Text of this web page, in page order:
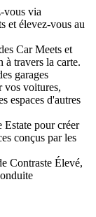
vous via
et élevez-vous au
Car Meets et
à travers la carte.
garages
vos voitures,
espaces d'autres
pour créer
conçus par les
Contraste Élevé,